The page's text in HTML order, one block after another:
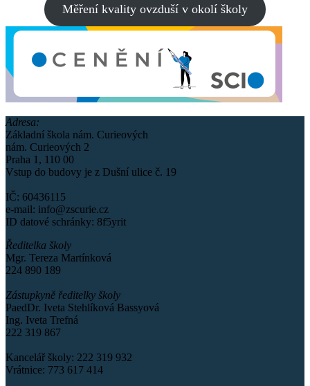
Měření kvality ovzduší v okolí školy
Adresa:
Základní škola nám. Curieových
nám. Curieových 2
Praha 1, 110 00
Vstup do budovy je z Dušní ulice č. 19
IČ: 60436115
e-mail: info@zscurie.cz
ID datové schránky: 8f5yrit
Ředitelka školy
Mgr. Tereza Martínková
224 890 189
Zástupkyně ředitelky školy
PaedDr. Iveta Stehlíková Bassyová
Ing. Iveta Trefná
222 319 867
Kancelář školy: 222 319 932
Vrátnice: 773 617 414